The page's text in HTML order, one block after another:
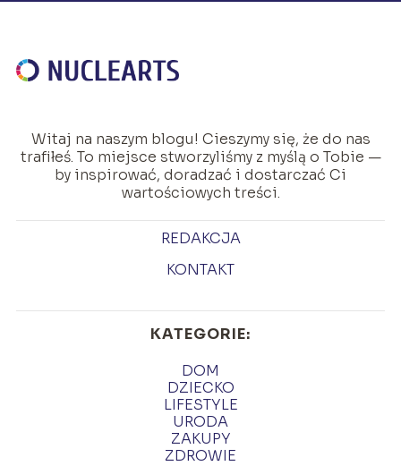
Witaj na naszym blogu! Cieszymy się, że do nas
trafiłeś. To miejsce stworzyliśmy z myślą o Tobie —
by inspirować, doradzać i dostarczać Ci
wartościowych treści.
REDAKCJA
KONTAKT
KATEGORIE:
DOM
DZIECKO
LIFESTYLE
URODA
ZAKUPY
ZDROWIE